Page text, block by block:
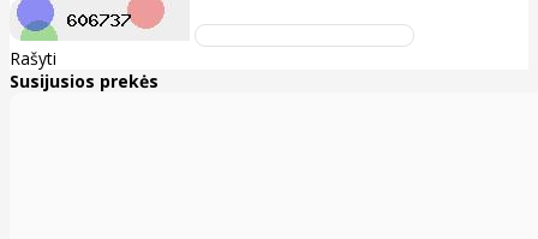
Rašyti
Susijusios prekės